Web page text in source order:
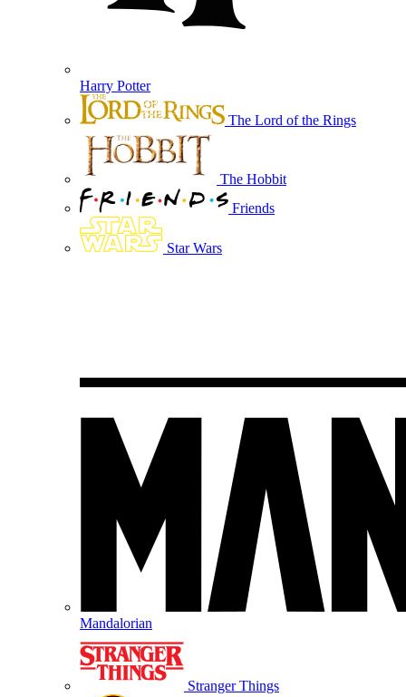
Harry Potter
The Lord of the Rings
The Hobbit
Friends
Star Wars
Mandalorian
Stranger Things